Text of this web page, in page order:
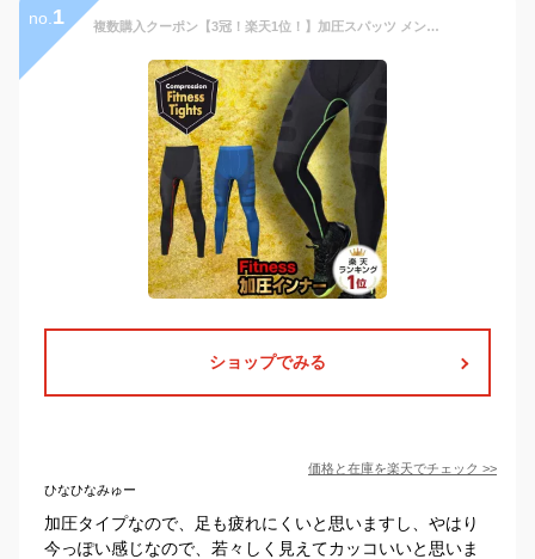
no. 1 複数購入クーポン【3冠！楽天1位！】加圧スパッツ メンズ 加圧パンツ 冬 スポーツタイツ 加圧タイツ インナー 加圧シャツ 加圧レギンス 加圧インナー レディース かっこいい おしゃれ ジム 引き締め 細身え 筋トレ スポーツインナー ジム 部屋着 作業着 メール便送料無料
ショップでみる
価格と在庫を楽天でチェック >>
ひなひなみゅー
加圧タイプなので、足も疲れにくいと思いますし、やはり
今っぽい感じなので、若々しく見えてカッコいいと思いま